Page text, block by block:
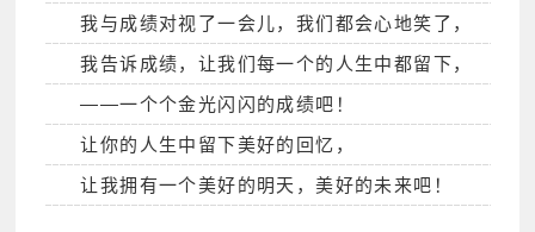
我与成绩对视了一会儿，我们都会心地笑了，
我告诉成绩，让我们每一个的人生中都留下，
――一个个金光闪闪的成绩吧！
让你的人生中留下美好的回忆，
让我拥有一个美好的明天，美好的未来吧！